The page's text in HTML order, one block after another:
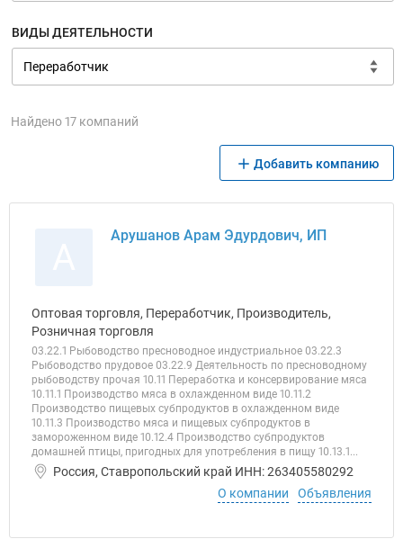
ВИДЫ ДЕЯТЕЛЬНОСТИ
Найдено 17 компаний
Добавить компанию
Арушанов Арам Эдурдович, ИП
Оптовая торговля, Переработчик, Производитель,
Розничная торговля
03.22.1 Рыбоводство пресноводное индустриальное 03.22.3
Рыбоводство прудовое 03.22.9 Деятельность по пресноводному
рыбоводству прочая 10.11 Переработка и консервирование мяса
10.11.1 Производство мяса в охлажденном виде 10.11.2
Производство пищевых субпродуктов в охлажденном виде
10.11.3 Производство мяса и пищевых субпродуктов в
замороженном виде 10.12.4 Производство субпродуктов
домашней птицы, пригодных для употребления в пищу 10.13.1...
Россия, Ставропольский край ИНН: 263405580292
О компании
Объявления